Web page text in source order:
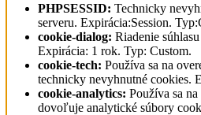
PHPSESSID: Technicky
serveru. Expirácia:Session.
cookie-dialog: Riadenie
Expirácia: 1 rok. Typ: Custom.
cookie-tech: Používa sa na
technicky nevyhnutné cookies.
cookie-analytics: Používa sa
dovoľuje analytické súbory